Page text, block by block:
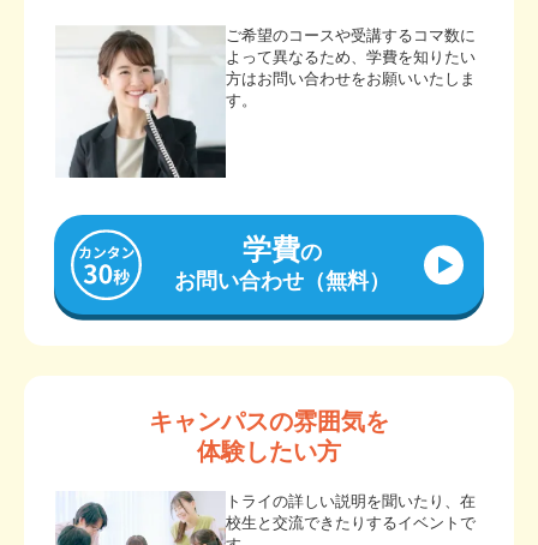
ご希望のコースや受講するコマ数に
よって異なるため、学費を知りたい
方はお問い合わせをお願いいたしま
す。
学費の
お問い合わせ（無料）
キャンパスの雰囲気を
体験したい方
トライの詳しい説明を聞いたり、在
校生と交流できたりするイベントで